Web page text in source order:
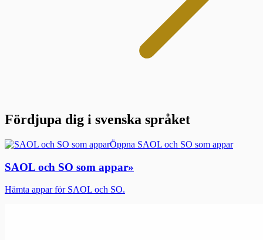
Fördjupa dig i svenska språket
Öppna SAOL och SO som appar
SAOL och SO som appar»
Hämta appar för SAOL och SO.